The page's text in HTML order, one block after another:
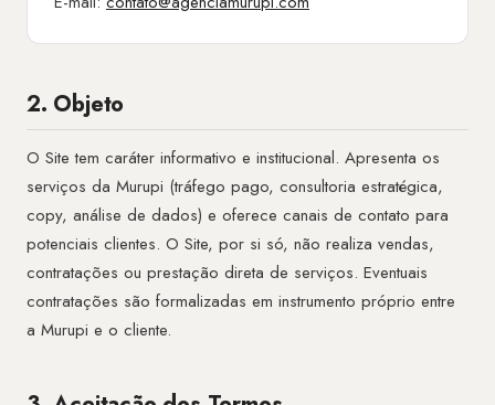
2. Objeto
O Site tem caráter informativo e institucional. Apresenta os
serviços da Murupi (tráfego pago, consultoria estratégica,
copy, análise de dados) e oferece canais de contato para
potenciais clientes. O Site, por si só, não realiza vendas,
contratações ou prestação direta de serviços. Eventuais
contratações são formalizadas em instrumento próprio entre
a Murupi e o cliente.